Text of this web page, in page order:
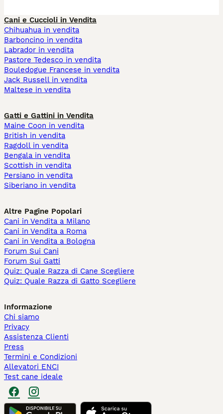
Cani e Cuccioli in Vendita
Chihuahua in vendita
Barboncino in vendita
Labrador in vendita
Pastore Tedesco in vendita
Bouledogue Francese in vendita
Jack Russell in vendita
Maltese in vendita
Gatti e Gattini in Vendita
Maine Coon in vendita
British in vendita
Ragdoll in vendita
Bengala in vendita
Scottish in vendita
Persiano in vendita
Siberiano in vendita
Altre Pagine Popolari
Cani in Vendita a Milano
Cani in Vendita a Roma
Cani in Vendita a Bologna
Forum Sui Cani
Forum Sui Gatti
Quiz: Quale Razza di Cane Scegliere
Quiz: Quale Razza di Gatto Scegliere
Informazione
Chi siamo
Privacy
Assistenza Clienti
Press
Termini e Condizioni
Allevatori ENCI
Test cane ideale